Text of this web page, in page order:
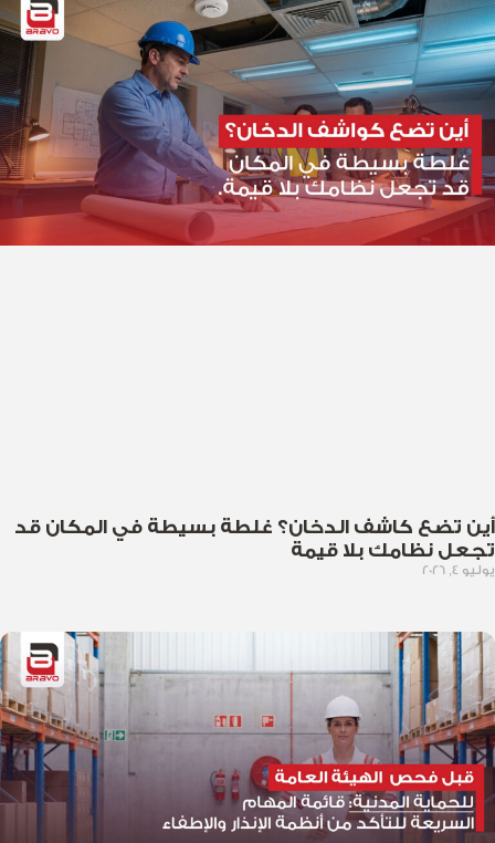
أين تضع كاشف الدخان؟ غلطة بسيطة في المكان قد
تجعل نظامك بلا قيمة
يوليو 4, 2026